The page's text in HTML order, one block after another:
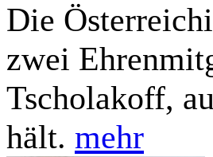
Die
zwei
Tscholakoff,
hält. mehr